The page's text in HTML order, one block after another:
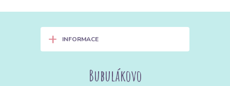
+ INFORMACE
Bubulákovo